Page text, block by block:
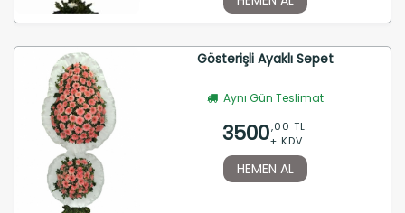
Gösterişli Ayaklı Sepet
Aynı Gün Teslimat
3500,00 TL
+ KDV
HEMEN AL